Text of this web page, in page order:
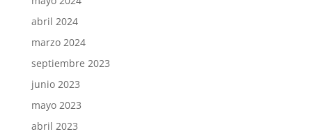
abril 2024
marzo 2024
septiembre 2023
junio 2023
mayo 2023
abril 2023